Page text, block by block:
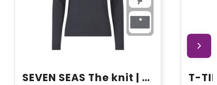
SEVEN SEAS The knit | v-neck | dames